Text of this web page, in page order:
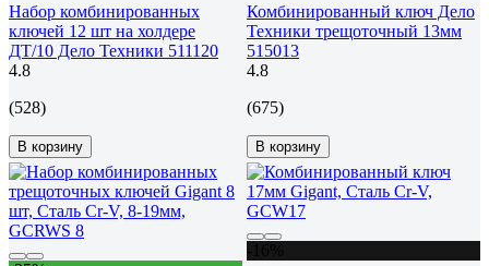
Набор комбинированных
ключей 12 шт на холдере
ДТ/10 Дело Техники 511120
4.8
(528)
В корзину
Комбинированный ключ Дело
Техники трещоточный 13мм
515013
4.8
(675)
В корзину